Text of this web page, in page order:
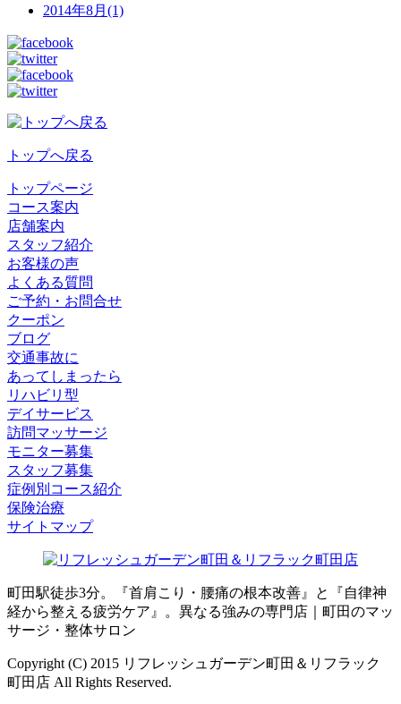
2014年8月(1)
トップへ戻る
トップページ
コース案内
店舗案内
スタッフ紹介
お客様の声
よくある質問
ご予約・お問合せ
クーポン
ブログ
交通事故に
あってしまったら
リハビリ型
デイサービス
訪問マッサージ
モニター募集
スタッフ募集
症例別コース紹介
保険治療
サイトマップ
町田駅徒歩3分。『首肩こり・腰痛の根本改善』と『自律神
経から整える疲労ケア』。異なる強みの専門店｜町田のマッ
サージ・整体サロン
Copyright (C) 2015 リフレッシュガーデン町田＆リフラック
町田店 All Rights Reserved.